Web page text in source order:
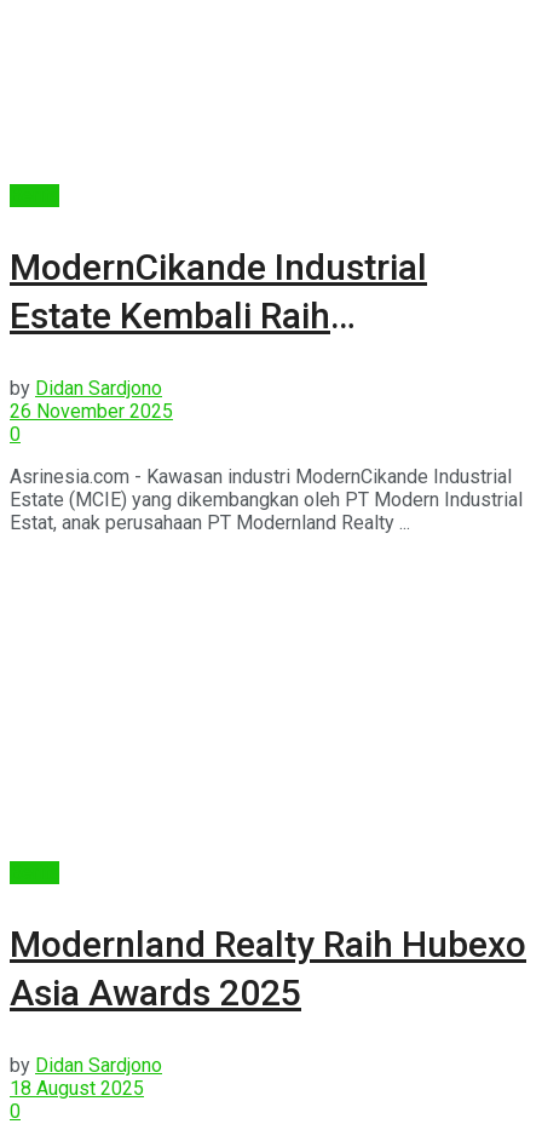
ModernCikande Industrial
Estate Kembali Raih
by Didan Sardjono
26 November 2025
0
Asrinesia.com - Kawasan industri ModernCikande Industrial
Estate (MCIE) yang dikembangkan oleh PT Modern Industrial
Estat, anak perusahaan PT Modernland Realty ...
Modernland Realty Raih Hubexo
Asia Awards 2025
by Didan Sardjono
18 August 2025
0